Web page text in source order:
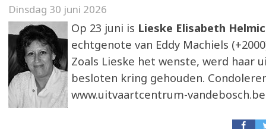
Dinsdag 30 juni 2026
Op 23 juni is Lieske Elisabeth
echtgenote van Eddy Machiels
Zoals Lieske het wenste, werd haar
besloten kring gehouden.
www.uitvaartcentrum-vandebosch.be